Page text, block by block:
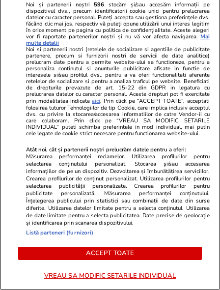
Italia a ratat calificarea la Mondialul din
Rusia. De ce?
E simplu: am fost o echipă mediocră, cu un
antrenor slab şi depăşit, Ventura!Nu am văzut
nici măcar un meci bun jucat de ”Squadra
Azzurra” în preliminariile CM 2018!Şi apoi, în
play-off, Suedia a fost mai solidă, mai puternică.
Am rămas acasă, meritam asta, dar o să
renaştem, ca întotdeauna!
Partea pozitivă a ratării calificării Italiei
la Mondial!
A afectat vânzările acesta contraperformanţă
a fotbalului?
Nici vorbă!De fapt, în loc să rămână în faţa
televizorului pentru a viziona meciurile,
au ieşit mai des în restaurante şi baruri de vin.
U2 şi Bernado Corradi, la nuntă la San
Noi și partenerii noștri 596 stocăm și/sau accesăm informații pe
dispozitivul dvs., precum identificatorii cookie unici pentru prelucrarea
datelor cu caracter personal. Puteți accepta sau gestiona preferințele dvs.
făcând clic mai jos, respectiv vă puteți opune utilizării unui interes legitim
în orice moment pe pagina cu politica de confidențialitate. Aceste alegeri
vor fi raportate partenerilor noștri și nu vă vor afecta navigarea. Mai
multe detalii
Noi si partenerii nostri (retelele de socializare si agentiile de publicitate
partenere, precum si furnizorii nostri de servicii de date analitice)
prelucram date pentru a permite website-ului sa functioneze, pentru a
personaliza continutul si anunturile publicitare afisate in functie de
interesele si/sau profilul dvs., pentru a va oferi functionalitati aferente
retelelor de socializare si pentru a analiza traficul pe website. Beneficiati
de drepturile prevazute de art. 15-22 din GDPR in legatura cu
prelucrarea datelor cu caracter personal. Aceste drepturi pot fi exercitate
prin modalitatea indicataaici. Prin click pe “ACCEPT TOATE”, acceptati
folosirea tuturor Tehnologiilor de tip Cookie, care implica inclusiv acceptul
dvs. cu privire la stocarea/accesarea informatiilor de catre Vendor-ii cu
care colaboram. Prin click pe “VREAU SA MODIFIC SETARILE
INDIVIDUAL” puteti schimba preferintele in mod individual, mai putin
cele legate de cookie strict necesare pentru functionarea website-ului.
Atât noi, cât și partenerii noștri prelucrăm datele pentru a oferi:
Măsurarea performanței reclamelor. Utilizarea profilurilor pentru
selectarea conținutului personalizat. Stocarea și/sau accesarea
informațiilor de pe un dispozitiv. Dezvoltarea și îmbunătățirea serviciilor.
Crearea profilurilor de conținut personalizat. Utilizarea profilurilor pentru
selectarea publicității personalizate. Crearea profilurilor pentru
publicitate personalizată. Măsurarea performanței conținutului.
Înțelegerea publicului prin statistici sau combinații de date din surse
diferite. Utilizarea datelor limitate pentru a selecta conținutul. Utilizarea
de date limitate pentru a selecta publicitatea. Date precise de geolocație
și identificarea prin scanarea dispozitivului.
Listă parteneri (furnizori)
ACCEPT TOATE
VREAU SA MODIFIC SETARILE INDIVIDUAL